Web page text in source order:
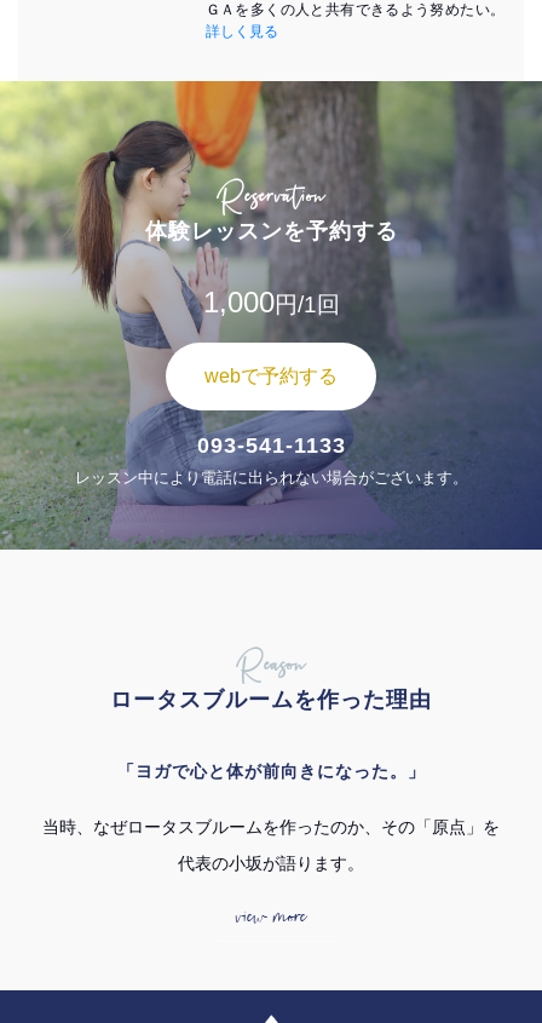
ＧＡを多くの人と共有できるよう努めたい。
詳しく見る
Reservation
体験レッスンを予約する
1,000円/1回
webで予約する
093-541-1133
レッスン中により電話に出られない場合がございます。
Reason
ロータスブルームを作った理由
「ヨガで心と体が前向きになった。」
当時、なぜロータスブルームを作ったのか、その「原点」を
代表の小坂が語ります。
view more